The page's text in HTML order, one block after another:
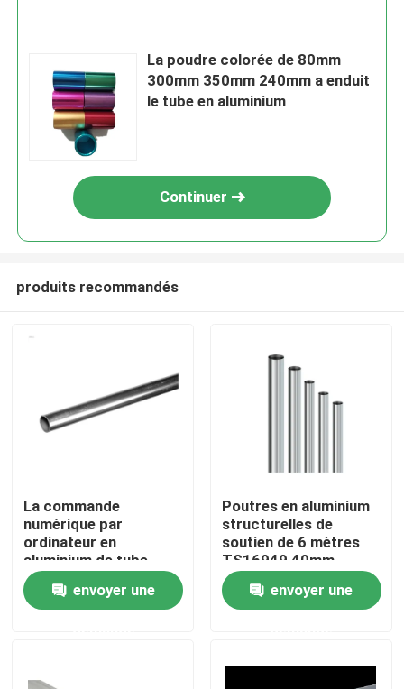
A propos de nous
Contacts
La poudre colorée de 80mm
300mm 350mm 240mm a enduit
le tube en aluminium
Continuer
produits recommandés
La commande
numérique par
ordinateur en
aluminium de tube
d'Andoized 110HB
Extrudued 1060 a
usiné
envoyer une
Poutres en aluminium
structurelles de
soutien de 6 mètres
TS16949 40mm
envoyer une